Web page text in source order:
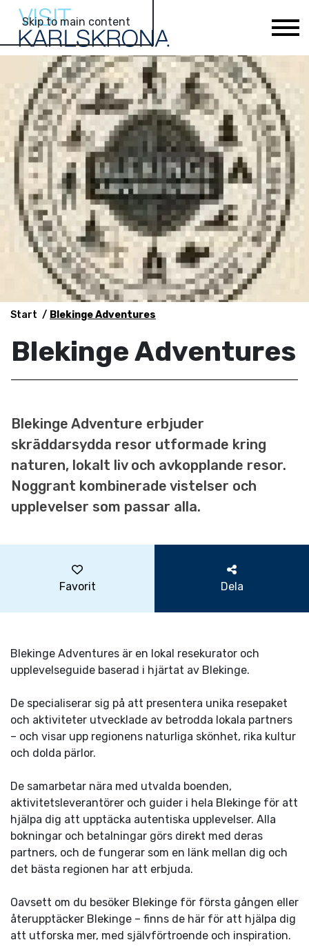
Skip to main content
Start Blekinge Adventures
Blekinge Adventures
Blekinge Adventure erbjuder
skräddarsydda resor utformade kring
naturen, lokalt liv och avkopplande resor.
Noggrant kombinerade vistelser och
upplevelser som passar alla.
Favorit Dela
Blekinge Adventures är en lokal resekurator och
upplevelseguide baserad i hjärtat av Blekinge.
De specialiserar sig på att presentera unika resepaket
och aktiviteter utvecklade av betrodda lokala partners
– och visar upp regionens naturliga skönhet, rika kultur
och dolda pärlor.
De samarbetar nära med utvalda boenden,
aktivitetsleverantörer och guider i hela Blekinge för att
hjälpa dig att upptäcka autentiska upplevelser. Alla
bokningar och betalningar görs direkt med deras
partners, och de fungerar som en länk mellan dig och
det bästa regionen har att erbjuda.
Oavsett om du besöker Blekinge för första gången eller
återupptäcker Blekinge – finns de här för att hjälpa dig
att utforska mer, med självförtroende och inspiration.